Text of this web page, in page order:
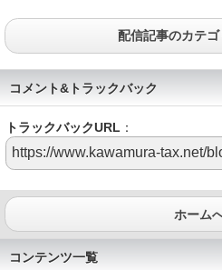
配信記事のカテ
コメント&トラックバック
トラックバックURL ：
ホーム
コンテンツ一覧